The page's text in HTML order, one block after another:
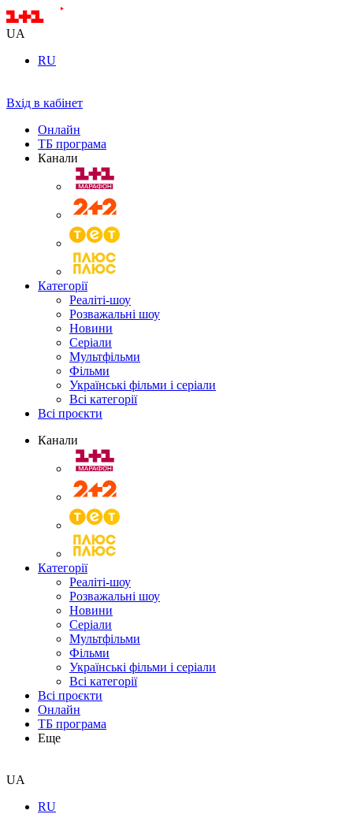
UA
RU
Вхід в кабінет
Онлайн
ТБ програма
Канали
Категорії
Реаліті-шоу
Розважальні шоу
Новини
Серіали
Мультфільми
Фільми
Українські фільми і серіали
Всі категорії
Всі проєкти
Канали
Категорії
Реаліті-шоу
Розважальні шоу
Новини
Серіали
Мультфільми
Фільми
Українські фільми і серіали
Всі категорії
Всі проєкти
Онлайн
ТБ програма
Еще
UA
RU